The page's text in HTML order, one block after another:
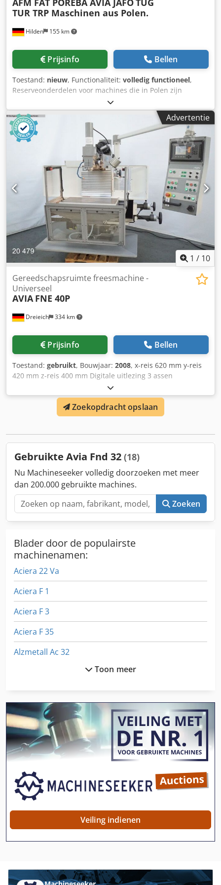
Hilden 155 km
TUR TRP Maschinen aus Polen.
Prijsinfo Bellen
Toestand: nieuw, Functionaliteit: volledig functioneel,
Reserveonderdelen voor machines die in Polen zijn
vervaardigd. AFM Andrychow, FUM Poreba, FAT Wrocław,
AVIA Warszawa, Jafo Jarocin, ZM Tarnow, FAMOT Pleszew
Reserveonderdelen voor Poolse draaibanken, o.a.: TUM 25,
TUM 35, TUJ 50, TUJ 63, TUJ 560, TUJ630, TUR 50, TUR 63,
TUR 560, TUR 630, TPK 90, TRP 93, TRP 110, TR 115, TR 135.
Crodpfsum Ixxjx Apmof Reserveonderdelen voor Poolse
frezen, o.a.: FND 25, FND 32, FND 40, C20, D36, D40, FF-
serie, FR-serie.
Advertentie
1 / 10
Dreieich 334 km
Gereedschapsruimte freesmachine -
Universeel
AVIA FNE 40P
Prijsinfo Bellen
Toestand: gebruikt, Bouwjaar: 2008, x-reis 620 mm y-reis
420 mm z-reis 400 mm Digitale uitlezing 3 assen
HEIDENHAIN Spindelopname ISO 40 DIN 69871A
Spindelsnelheden 50 - 4000 t/min Tafelafmeting 800 x 400
mm Tafelbelasting 400 kg Traploze voedingen max. 2000
mm/min Snelgang 5 / 4 m/min Aandrijfsvermogen -
x 2,05 m - Fabrieksnr.: 90395 - Digitale uitlezing
HEIDENHAIN ND780 - Elektronisch handwiel - Mechanische
handwielen - Traploze toerentalregeling - Traploze
voedingaandrijvingen Cjdpfxoyxxyme Apmerf - Horizontale
freesspindel - Koelmiddelinstallatie
Zoekopdracht opslaan
Gebruikte Avia Fnd 32 (18)
Nu Machineseeker volledig doorzoeken met meer
dan 200.000 gebruikte machines.
Zoeken
Blader door de populairste
machinenamen:
Aciera 22 Va
Aciera F 1
Aciera F 3
Aciera F 35
Alzmetall Ac 32
Avm Mas 165 S
Bm 20 Vario
Fadal Vmc 4020 Ht
Femi Ng 120 Xl
Fng 40 Cnc
Fngj 20
Haas Dt 1
Toon meer
Veiling indienen